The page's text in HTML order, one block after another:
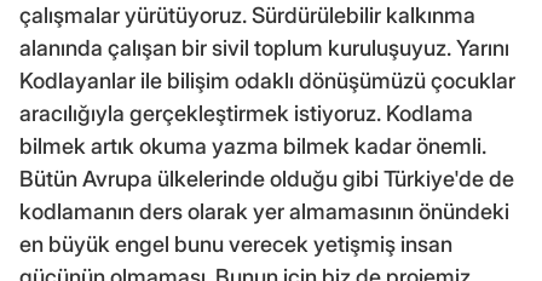
çalışmalar yürütüyoruz. Sürdürülebilir kalkınma
alanında çalışan bir sivil toplum kuruluşuyuz. Yarını
Kodlayanlar ile bilişim odaklı dönüşümüzü çocuklar
aracılığıyla gerçekleştirmek istiyoruz. Kodlama
bilmek artık okuma yazma bilmek kadar önemli.
Bütün Avrupa ülkelerinde olduğu gibi Türkiye'de de
kodlamanın ders olarak yer almamasının önündeki
en büyük engel bunu verecek yetişmiş insan